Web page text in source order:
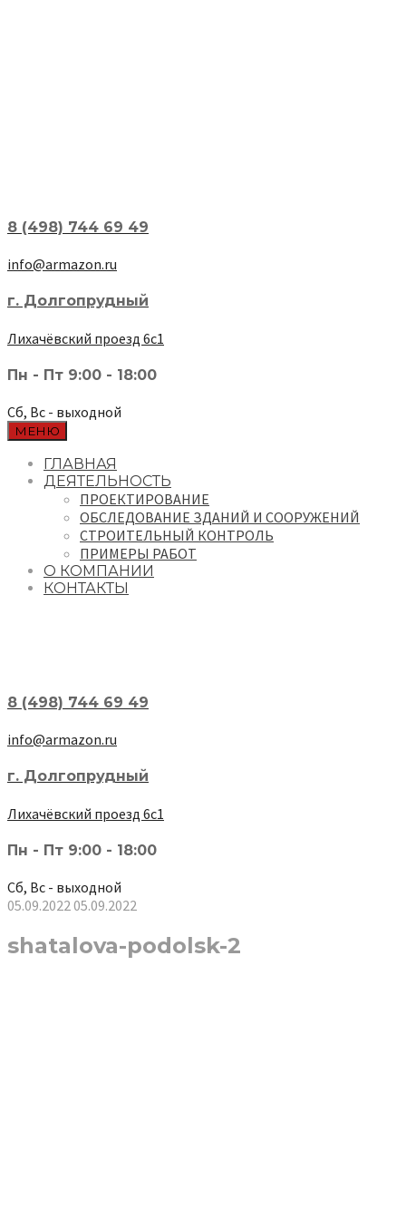
8 (498) 744 69 49
info@armazon.ru
г. Долгопрудный
Лихачёвский проезд 6с1
Пн - Пт 9:00 - 18:00
Сб, Вс - выходной
МЕНЮ
ГЛАВНАЯ
ДЕЯТЕЛЬНОСТЬ
ПРОЕКТИРОВАНИЕ
ОБСЛЕДОВАНИЕ ЗДАНИЙ И СООРУЖЕНИЙ
СТРОИТЕЛЬНЫЙ КОНТРОЛЬ
ПРИМЕРЫ РАБОТ
О КОМПАНИИ
КОНТАКТЫ
8 (498) 744 69 49
info@armazon.ru
г. Долгопрудный
Лихачёвский проезд 6с1
Пн - Пт 9:00 - 18:00
Сб, Вс - выходной
05.09.202205.09.2022
shatalova-podolsk-2